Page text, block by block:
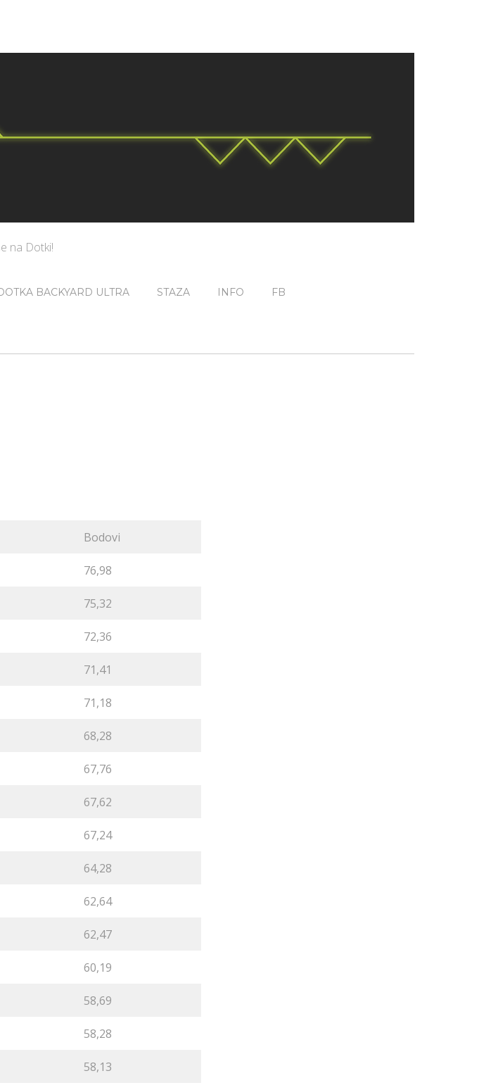
na Dotki!
BACKYARD ULTRA STAZA INFO FB
Bodovi
76,98
75,32
72,36
71,41
71,18
68,28
67,76
67,62
67,24
64,28
62,64
62,47
60,19
58,69
58,28
58,13